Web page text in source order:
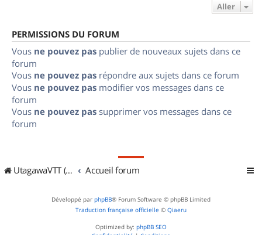
Aller
PERMISSIONS DU FORUM
Vous ne pouvez pas publier de nouveaux sujets dans ce
forum
Vous ne pouvez pas répondre aux sujets dans ce forum
Vous ne pouvez pas modifier vos messages dans ce
forum
Vous ne pouvez pas supprimer vos messages dans ce
forum
UtagawaVTT (Randos VTT et VTTAE avec traces GPS) Accueil forum
Développé par phpBB® Forum Software © phpBB Limited
Traduction française officielle © Qiaeru
Optimized by: phpBB SEO